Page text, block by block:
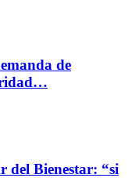
de
del Bienestar: “si